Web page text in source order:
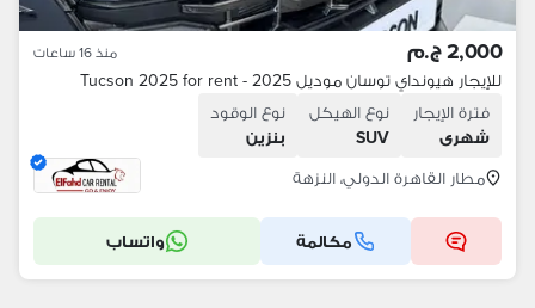
2,000 ج.م منذ 16 ساعات
للإيجار هيونداي توسان موديل 2025 - Tucson 2025 for rent
فترة الإيجار
شهرى
نوع الهيكل
SUV
نوع الوقود
بنزين
مطار القاهرة الدولي، النزهة
مكالمة واتساب